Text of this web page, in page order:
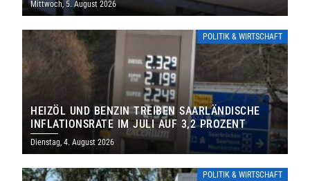
Mittwoch, 5. August 2026
POLITIK & WIRTSCHAFT
HEIZÖL UND BENZIN TREIBEN SAARLÄNDISCHE
INFLATIONSRATE IM JULI AUF 3,2 PROZENT
Dienstag, 4. August 2026
POLITIK & WIRTSCHAFT